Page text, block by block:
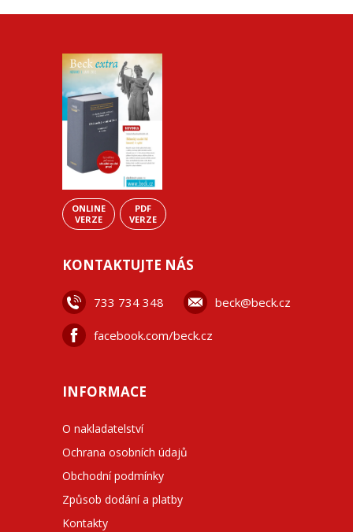
ONLINE
VERZE
PDF
VERZE
KONTAKTUJTE NÁS
733 734 348 beck@beck.cz
facebook.com/beck.cz
INFORMACE
O nakladatelství
Ochrana osobních údajů
Obchodní podmínky
Způsob dodání a platby
Kontakty